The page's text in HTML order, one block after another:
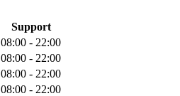
Support
08:00 - 22:00
08:00 - 22:00
08:00 - 22:00
08:00 - 22:00